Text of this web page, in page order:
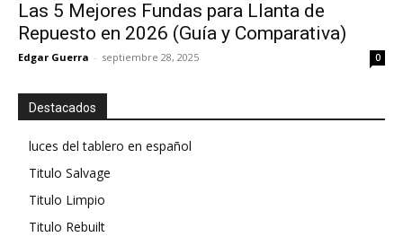
Las 5 Mejores Fundas para Llanta de
Repuesto en 2026 (Guía y Comparativa)
Edgar Guerra - septiembre 28, 2025 0
Destacados
luces del tablero en español
Titulo Salvage
Titulo Limpio
Titulo Rebuilt